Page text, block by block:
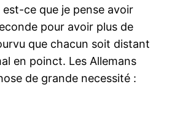
ce que je pense avoir
pour avoir plus de
que chacun soit distant
en poinct. Les Allemans
de grande necessité :